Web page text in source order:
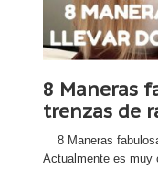
8 Maneras
trenzas de
8 Maneras
Actualmente es muy